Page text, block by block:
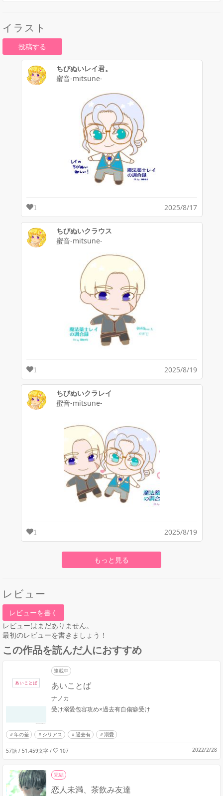
イラスト
投稿する
ちびぬいレイ君。
蜜音-mitsune-
1 2025/8/17
ちびぬいクラウス
蜜音-mitsune-
1 2025/8/19
ちびぬいクラレイ
蜜音-mitsune-
1 2025/8/19
もっと見る
レビュー
レビューを書く
レビューはまだありません。
最初のレビューを書きましょう！
この作品を読んだ人におすすめ
連載中
あいことば
ナノカ
受け溺愛包容攻め×過去有自傷癖受け
年の差 シリアス 過去有 溺愛
57話 / 51,459文字 / 107 2022/2/28
完結
恋人未満、茶飲み友達